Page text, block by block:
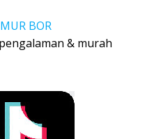
BOR
& murah